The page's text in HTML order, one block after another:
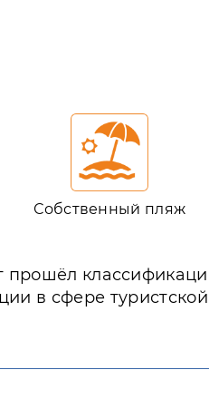
Собственный пляж
прошёл
в сфере